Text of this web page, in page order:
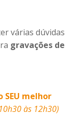
várias dúvidas
gravações de
SEU melhor
às 12h30)